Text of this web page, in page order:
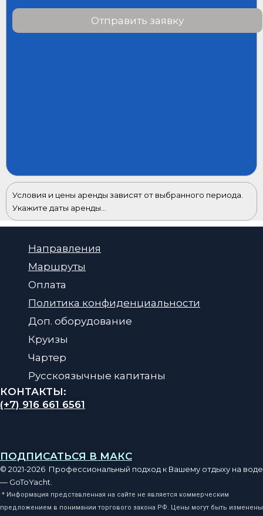
Отправить заявку
Условия и цены аренды зависят от выбранного периода.
Укажите даты аренды...
Направления
Маршруты
Оплата
Политика конфиденциальности
Доп. оборудование
Круизы
Чартер
Русскоязычные капитаны
КОНТАКТЫ:
(+7) 916 661 6561
ПОДПИСАТЬСЯ В МАКС
© 2021-2026 Профессиональный подход к Вашему отдыху на воде
— GoToYacht.
* Информация представленная на сайте не является коммерческим
предложением в понимании торгового закона РФ. Цены могут быть изменены